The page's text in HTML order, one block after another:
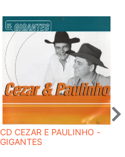
CD CEZAR E PAULINHO -
GIGANTES